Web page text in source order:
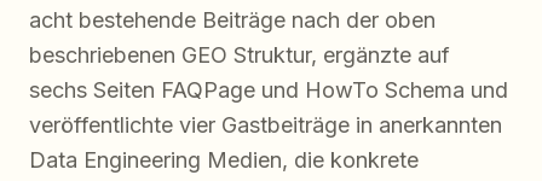
acht bestehende Beiträge nach der oben
beschriebenen GEO Struktur, ergänzte auf
sechs Seiten FAQPage und HowTo Schema und
veröffentlichte vier Gastbeiträge in anerkannten
Data Engineering Medien, die konkrete